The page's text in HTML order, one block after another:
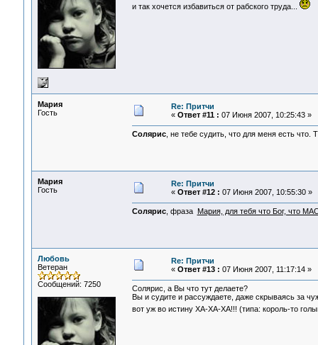
и так хочется избавиться от рабского труда...
Мария
Гость
Re: Притчи
« Ответ #11 : 07 Июня 2007, 10:25:43 »
Солярис, не тебе судить, что для меня есть
Мария
Гость
Re: Притчи
« Ответ #12 : 07 Июня 2007, 10:55:30 »
Солярис, фраза Мария, для тебя что Бог, что
Любовь
Ветеран
Сообщений: 7250
Re: Притчи
« Ответ #13 : 07 Июня 2007, 11:17:14 »
Солярис, а Вы что тут делаете?
Вы и судите и рассуждаете, даже скрываясь за
вот уж во истину ХА-ХА-ХА!!! (типа: король-то